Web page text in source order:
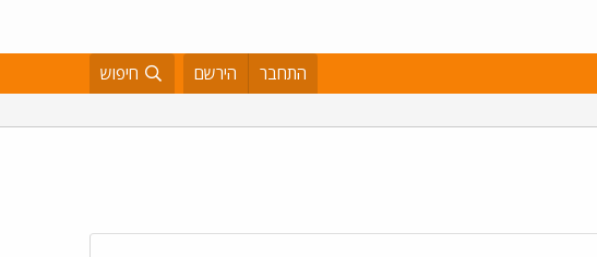
התחבר הירשם חיפוש